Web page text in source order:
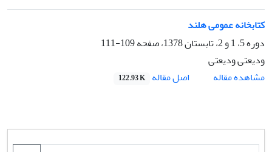
کتابخانه عمومی هلند
دوره 5، 1 و 2، تابستان 1378، صفحه
109-111
ودیعتی ودیعتی
مشاهده مقاله
اصل مقاله 122.93 K